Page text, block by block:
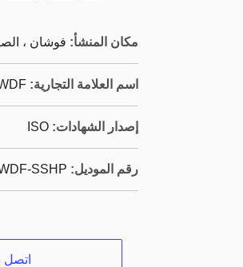
مكان المنشأ: فوشان ،
اسم العلامة التجارية:
إصدار الشهادات: ISO
رقم الموديل: SSHP
اتصل